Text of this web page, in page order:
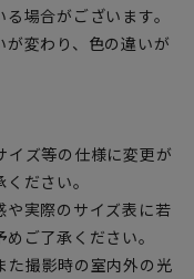
場合がございます。
変わり、色の違いが
ズ等の仕様に変更が
ださい。
実際のサイズ表に若
ご了承ください。
撮影時の室内外の光